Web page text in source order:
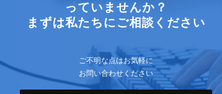
っていませんか？
まずは私たちにご相談ください
ご不明な点はお気軽に
お問い合わせください